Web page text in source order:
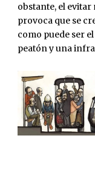
obstante, el evitar
provoca que se
como puede ser
peatón y una